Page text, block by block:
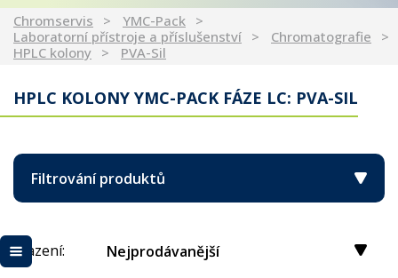
Chromservis
YMC-Pack
Laboratorní přístroje a příslušenství
Chromatografie
HPLC kolony
PVA-Sil
HPLC KOLONY YMC-PACK FÁZE LC: PVA-SIL
Filtrování produktů
Řazení: Nejprodávanější